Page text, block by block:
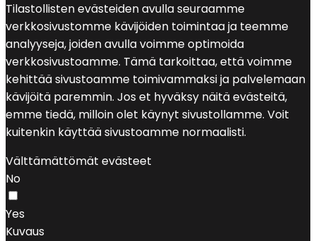
Tilastollisten evästeiden avulla seuraamme
verkkosivustomme kävijöiden toimintaa ja teemme
analyyseja, joiden avulla voimme optimoida
verkkosivustoamme. Tämä tarkoittaa, että voimme
kehittää sivustoamme toimivammaksi ja palvelemaan
kävijöitä paremmin. Jos et hyväksy näitä evästeitä,
emme tiedä, milloin olet käynyt sivustollamme. Voit
kuitenkin käyttää sivustoamme normaalisti.
Välttämättömät evästeet
No
Yes
Kuvaus